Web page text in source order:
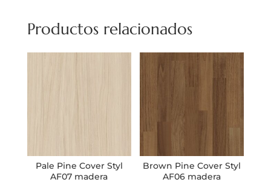
Productos relacionados
Pale Pine Cover Styl
AF07 madera
Brown Pine Cover Styl
AF06 madera